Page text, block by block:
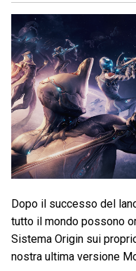
Dopo il successo del
tutto il mondo possono
Sistema Origin sui
nostra ultima versione